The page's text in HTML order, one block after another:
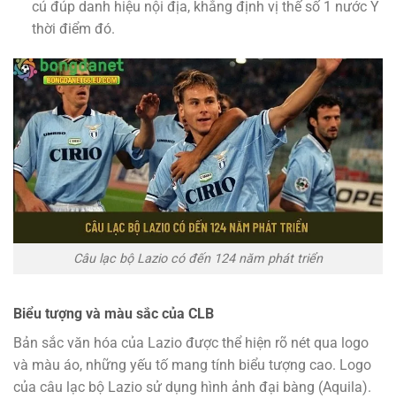
cú đúp danh hiệu nội địa, khẳng định vị thế số 1 nước Ý
thời điểm đó.
Câu lạc bộ Lazio có đến 124 năm phát triển
Biểu tượng và màu sắc của CLB
Bản sắc văn hóa của Lazio được thể hiện rõ nét qua logo
và màu áo, những yếu tố mang tính biểu tượng cao. Logo
của câu lạc bộ Lazio sử dụng hình ảnh đại bàng (Aquila).